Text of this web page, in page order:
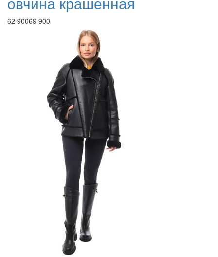
62 90069 900